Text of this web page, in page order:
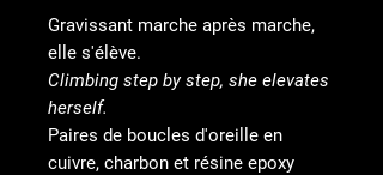
Gravissant marche après marche,
elle s'élève.
Climbing step by step, she elevates
herself.
Paires de boucles d'oreille en
cuivre, charbon et résine epoxy